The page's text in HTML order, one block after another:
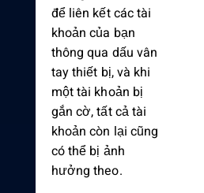
để liên kết các tài
khoản của bạn
thông qua dấu vân
tay thiết bị, và khi
một tài khoản bị
gắn cờ, tất cả tài
khoản còn lại cũng
có thể bị ảnh
hưởng theo.